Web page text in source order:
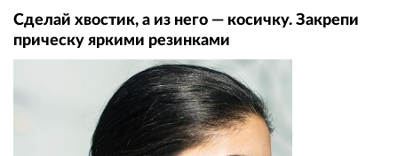
Сделай хвостик, а из него — косичку. Закрепи
прическу яркими резинками